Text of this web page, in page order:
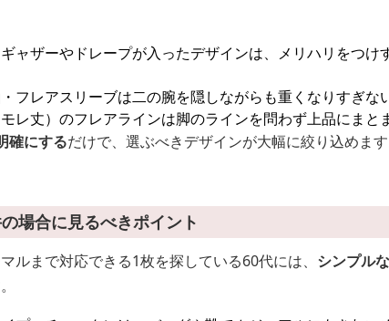
ギャザーやドレープが入ったデザインは、メリハリをつけ
フレアスリーブは二の腕を隠しながらも重くなりすぎな
レ丈）のフレアラインは脚のラインを問わず上品にまと
確にするだけで、選ぶべきデザインが大幅に絞り込めます
場合に見るべきポイント
ルまで対応できる1枚を探している60代には、 シンプル